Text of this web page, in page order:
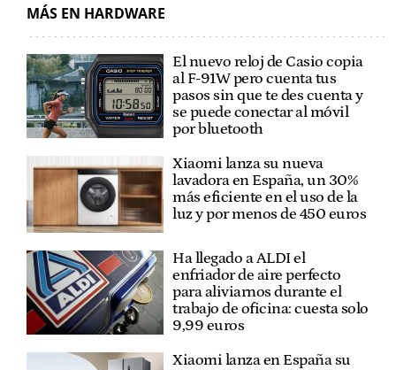
MÁS EN HARDWARE
El nuevo reloj de Casio copia
al F-91W pero cuenta tus
pasos sin que te des cuenta y
se puede conectar al móvil
por bluetooth
Xiaomi lanza su nueva
lavadora en España, un 30%
más eficiente en el uso de la
luz y por menos de 450 euros
Ha llegado a ALDI el
enfriador de aire perfecto
para aliviarnos durante el
trabajo de oficina: cuesta solo
9,99 euros
Xiaomi lanza en España su